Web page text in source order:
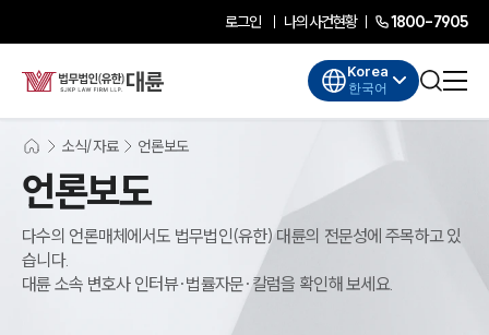
로그인 나의사건현황 1800-7905
Korea
한국어
소식/자료 언론보도
언론보도
다수의 언론매체에서도 법무법인(유한) 대륜의 전문성에 주목하고 있
습니다.
대륜 소속 변호사 인터뷰·법률자문·칼럼을 확인해 보세요.